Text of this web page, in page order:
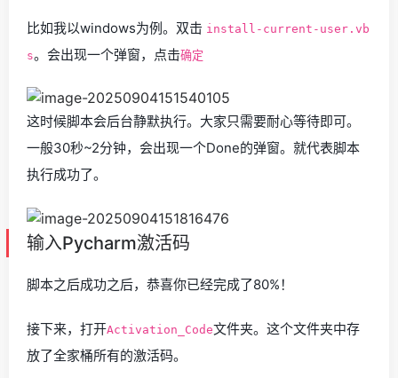
比如我以windows为例。双击 install-current-user.vb
s。会出现一个弹窗，点击确定
这时候脚本会后台静默执行。大家只需要耐心等待即可。
一般30秒~2分钟，会出现一个Done的弹窗。就代表脚本
执行成功了。
输入Pycharm激活码
脚本之后成功之后，恭喜你已经完成了80%！
接下来，打开Activation_Code文件夹。这个文件夹中存
放了全家桶所有的激活码。